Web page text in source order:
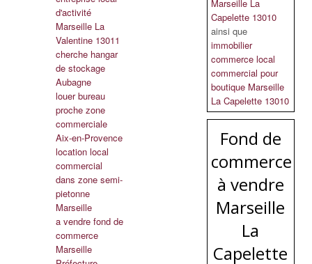
d'activité
Marseille La
Valentine 13011
cherche hangar
de stockage
Aubagne
louer bureau
proche zone
commerciale
Aix-en-Provence
location local
commercial
dans zone semi-
pietonne
Marseille
a vendre fond de
commerce
Marseille
Marseille La
Capelette 13010
ainsi que
immobilier
commerce local
commercial pour
boutique Marseille
La Capelette 13010
Fond de
commerce
à vendre
Marseille
La
Capelette